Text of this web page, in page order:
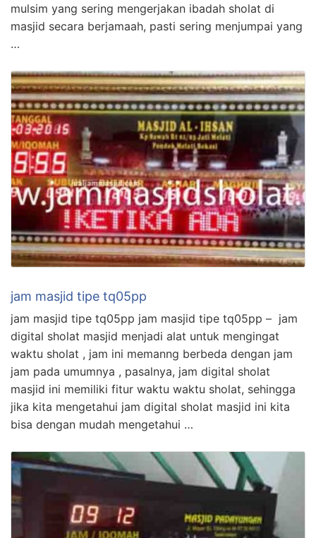
mulsim yang sering mengerjakan ibadah sholat di
masjid secara berjamaah, pasti sering menjumpai yang
…
jam masjid tipe tq05pp
jam masjid tipe tq05pp jam masjid tipe tq05pp – jam
digital sholat masjid menjadi alat untuk mengingat
waktu sholat , jam ini memanng berbeda dengan jam
jam pada umumnya , pasalnya, jam digital sholat
masjid ini memiliki fitur waktu waktu sholat, sehingga
jika kita mengetahui jam digital sholat masjid ini kita
bisa dengan mudah mengetahui …